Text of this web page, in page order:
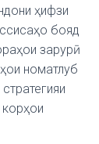
ҳифзи
бояд
зарурӣ
номатлуб